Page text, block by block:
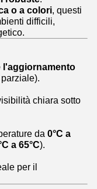
o a colori, questi
difficili,
l'aggiornamento
chiara sotto
da 0°C a
a 65°C).
per il